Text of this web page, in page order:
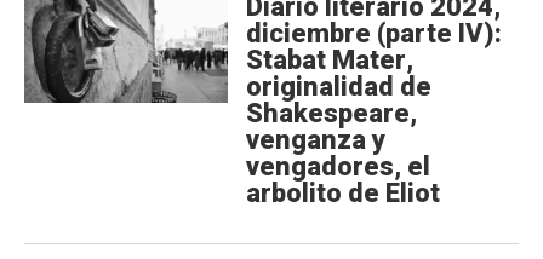
diciembre (parte IV):
Stabat Mater,
originalidad de
Shakespeare,
venganza y
vengadores, el
arbolito de Eliot